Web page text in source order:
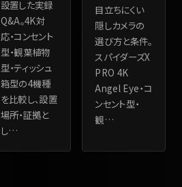
設置した実録
Q&A。4K対
応・コンセント
型・観葉植物
型・ティッシュ
箱型の4機種
を比較し、設置
場所・証拠と
し…
目立ちにくい
隠しカメラの
選び方と条件。
スパイダーズX
PRO 4K
Angel Eye・コ
ンセント型・
観…